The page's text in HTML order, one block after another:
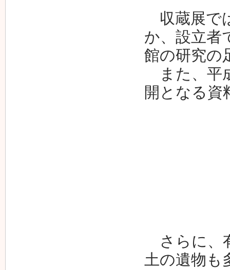
収蔵展で
か、設立者
館の研究の
また、平
開となる資
さらに、
土の遺物も